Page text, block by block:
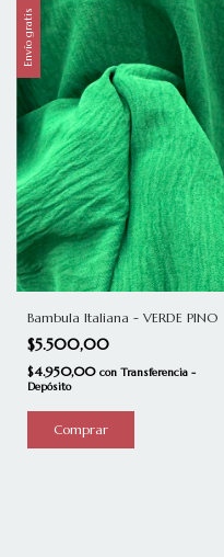
Envío gratis
Bambula Italiana - VERDE PINO
$5.500,00
$4.950,00 con Transferencia -
Depósito